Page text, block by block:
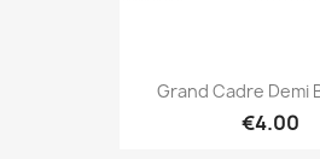
Grand Cadre Demi
€4.00